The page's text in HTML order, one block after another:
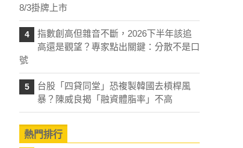
8/3掛牌上市
4
指數創高但雜音不斷，2026下半年該追
高還是觀望？專家點出關鍵：分散不是口
號
5
台股「四貸同堂」恐複製韓國去槓桿風
暴？陳威良揭「融資體脂率」不高
熱門排行